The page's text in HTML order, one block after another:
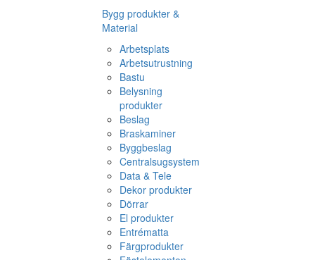
Bygg produkter &
Material
Arbetsplats
Arbetsutrustning
Bastu
Belysning
produkter
Beslag
Braskaminer
Byggbeslag
Centralsugsystem
Data & Tele
Dekor produkter
Dörrar
El produkter
Entrématta
Färgprodukter